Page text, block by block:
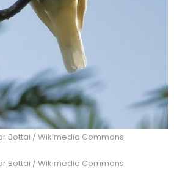
Bottai / Wikimedia Commons
Bottai / Wikimedia Commons